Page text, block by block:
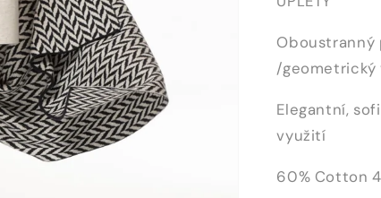
Oboustranný
/geometrický
Elegantní,
využití
60% Cotton